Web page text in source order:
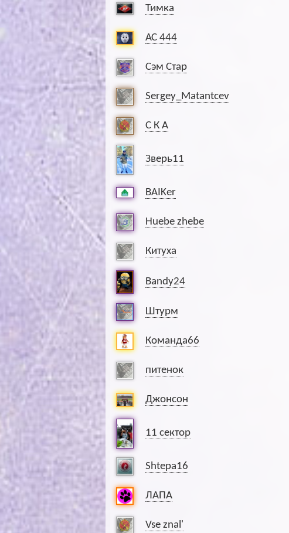
Тимка
АС 444
Сэм Стар
Sergey_Matantcev
С К А
Зверь11
BAIKer
Huebe zhebe
Китуха
Bandy24
Штурм
Команда66
питенок
Джонсон
11 сектор
Shtepa16
ЛАПА
Vse znal'